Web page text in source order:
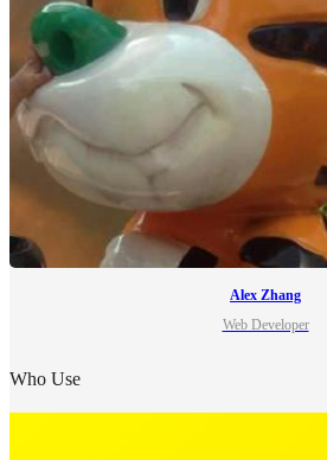
Alex Zhang
Web Developer
Who Use